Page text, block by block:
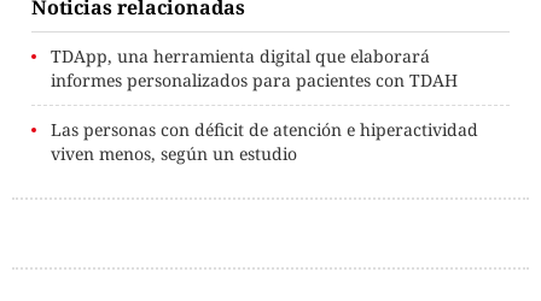
Noticias relacionadas
TDApp, una herramienta digital que elaborará
informes personalizados para pacientes con TDAH
Las personas con déficit de atención e hiperactividad
viven menos, según un estudio